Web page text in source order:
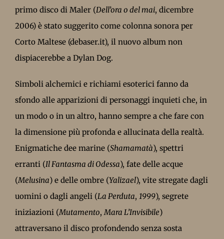
primo disco di Maler (Dell’ora o del mai, dicembre
2006) è stato suggerito come colonna sonora per
Corto Maltese (debaser.it), il nuovo album non
dispiacerebbe a Dylan Dog.
Simboli alchemici e richiami esoterici fanno da
sfondo alle apparizioni di personaggi inquieti che, in
un modo o in un altro, hanno sempre a che fare con
la dimensione più profonda e allucinata della realtà.
Enigmatiche dee marine (Shamamatà), spettri
erranti (Il Fantasma di Odessa), fate delle acque
(Melusina) e delle ombre (Yalizael), vite stregate dagli
uomini o dagli angeli (La Perduta, 1999), segrete
iniziazioni (Mutamento,Mara L’Invisibile)
attraversano il disco profondendo senza sosta